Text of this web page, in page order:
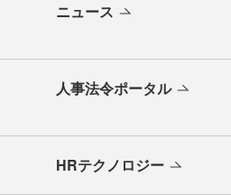
ニュース
人事法令ポータル
HRテクノロジー